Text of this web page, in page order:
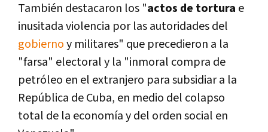
También destacaron los "actos de tortura e
inusitada violencia por las autoridades del
gobiernoy militares" que precedieron a la
"farsa" electoral y la "inmoral compra de
petróleo en el extranjero para subsidiar a la
República de Cuba, en medio del colapso
total de la economí­a y del orden social en